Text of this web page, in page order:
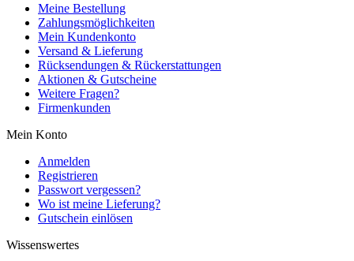
Meine Bestellung
Zahlungsmöglichkeiten
Mein Kundenkonto
Versand & Lieferung
Rücksendungen & Rückerstattungen
Aktionen & Gutscheine
Weitere Fragen?
Firmenkunden
Mein Konto
Anmelden
Registrieren
Passwort vergessen?
Wo ist meine Lieferung?
Gutschein einlösen
Wissenswertes